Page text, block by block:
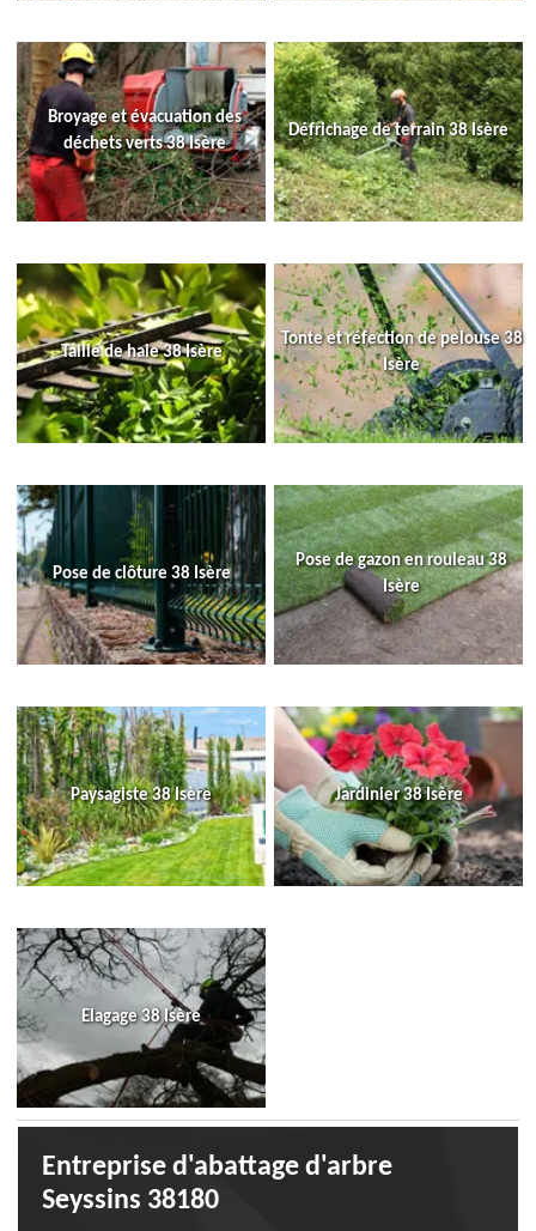
Broyage et évacuation des
déchets verts 38 Isère
Défrichage de terrain 38 Isère
Taille de haie 38 Isère
Tonte et réfection de pelouse 38
Isère
Pose de clôture 38 Isère
Pose de gazon en rouleau 38
Isère
Paysagiste 38 Isère Jardinier 38 Isère
Elagage 38 Isère
Entreprise d'abattage d'arbre
Seyssins 38180